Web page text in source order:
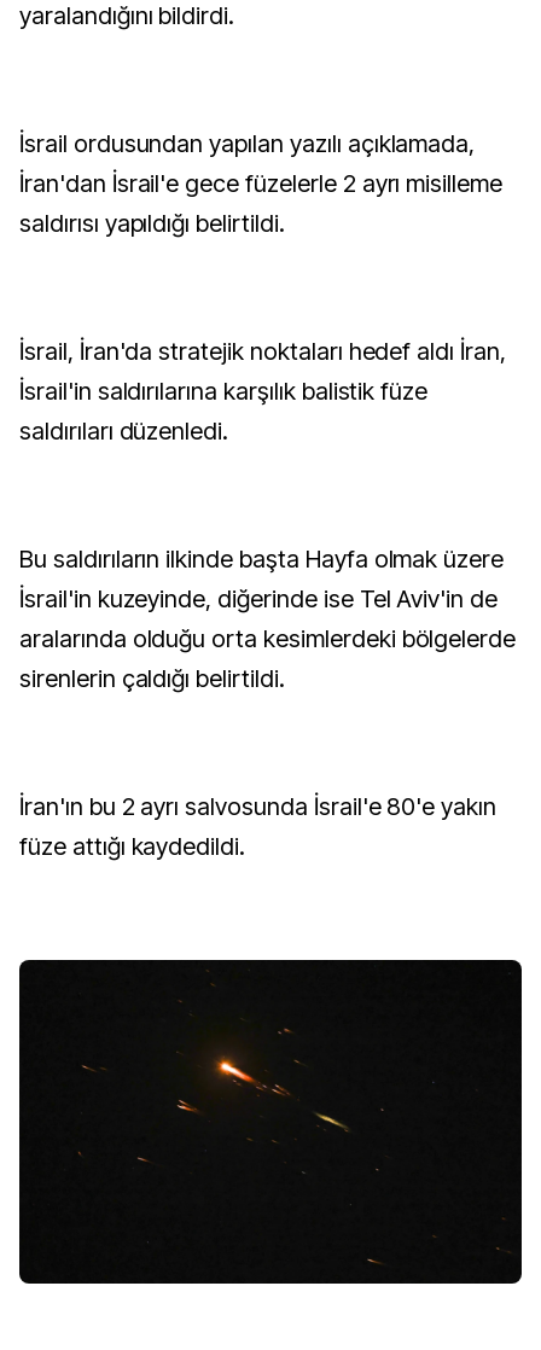
yaralandığını bildirdi.
İsrail ordusundan yapılan yazılı açıklamada,
İran'dan İsrail'e gece füzelerle 2 ayrı misilleme
saldırısı yapıldığı belirtildi.
İsrail, İran'da stratejik noktaları hedef aldı İran,
İsrail'in saldırılarına karşılık balistik füze
saldırıları düzenledi.
Bu saldırıların ilkinde başta Hayfa olmak üzere
İsrail'in kuzeyinde, diğerinde ise Tel Aviv'in de
aralarında olduğu orta kesimlerdeki bölgelerde
sirenlerin çaldığı belirtildi.
İran'ın bu 2 ayrı salvosunda İsrail'e 80'e yakın
füze attığı kaydedildi.